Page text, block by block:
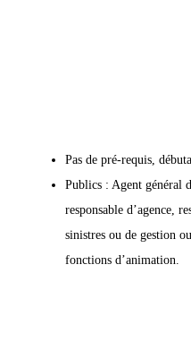
Pas de pré-requis,
Publics : Agent général
responsable d’agence,
sinistres ou de gestion
fonctions d’animation.